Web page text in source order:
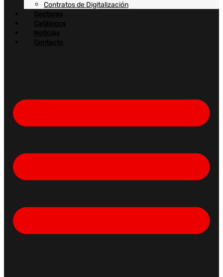
Contratos de Digitalización
Sectores
Catálogos
Noticias
Contacto